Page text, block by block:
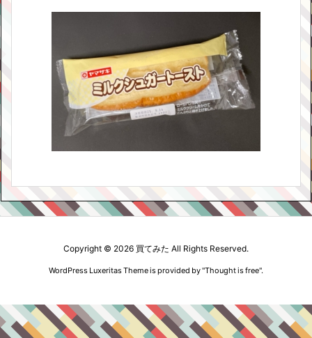
Copyright © 2026 買てみた All Rights Reserved.
WordPress Luxeritas Theme is provided by "Thought is free".